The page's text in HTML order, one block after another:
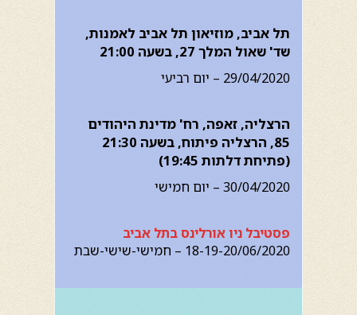
תל אביב, מוזיאון תל אביב לאמנות,
שד' שאול המלך 27, בשעה 21:00
29/04/2020 – יום רביעי
הרצליה, זאפה, רח' מדינת היהודים
85, הרצליה פיתוח, בשעה 21:30
(פתיחת דלתות 19:45)
30/04/2020 – יום חמישי
פסטיבל ניו אורלינס בתל אביב
18-19-20/06/2020 – חמישי-שישי-שבת